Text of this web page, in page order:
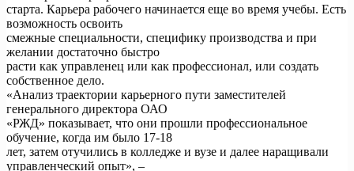
старта. Карьера рабочего начинается еще во время учебы. Есть
возможность освоить
смежные специальности, специфику производства и при
желании достаточно быстро
расти как управленец или как профессионал, или создать
собственное дело.
«Анализ траектории карьерного пути заместителей
генерального директора ОАО
«РЖД» показывает, что они прошли профессиональное
обучение, когда им было 17-18
лет, затем отучились в колледже и вузе и далее наращивали
управленческий опыт», –